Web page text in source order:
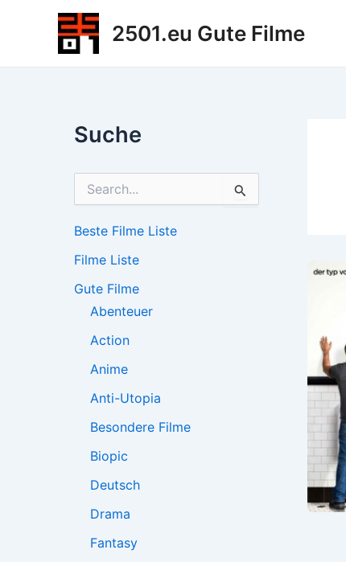
2501.eu Gute Filme
Suche
h
n
a
Beste Filme Liste
Filme Liste
Gute Filme
Abenteuer
Action
Anime
Anti-Utopia
Besondere Filme
Biopic
Deutsch
Drama
Fantasy